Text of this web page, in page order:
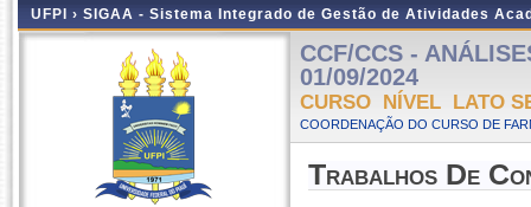
UFPI › SIGAA - Sistema Integrado de Gestão de Atividades
CCF/CCS -
01/09/2024
CURSO NÍVEL LATO
COORDENAÇÃO DO CURSO DE
Trabalhos De